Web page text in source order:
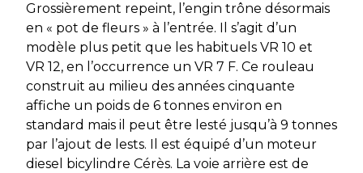
Grossièrement repeint, l’engin trône désormais
en « pot de fleurs » à l’entrée. Il s’agit d’un
modèle plus petit que les habituels VR 10 et
VR 12, en l’occurrence un VR 7 F. Ce rouleau
construit au milieu des années cinquante
affiche un poids de 6 tonnes environ en
standard mais il peut être lesté jusqu’à 9 tonnes
par l’ajout de lests. Il est équipé d’un moteur
diesel bicylindre Cérès. La voie arrière est de